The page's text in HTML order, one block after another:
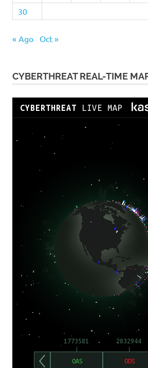
30
« Ago Oct »
CYBERTHREAT REAL-TIME